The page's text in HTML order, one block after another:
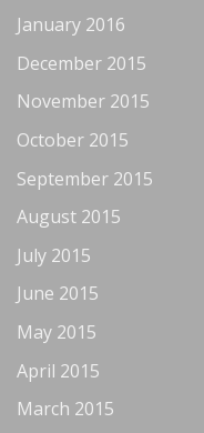
January 2016
December 2015
November 2015
October 2015
September 2015
August 2015
July 2015
June 2015
May 2015
April 2015
March 2015